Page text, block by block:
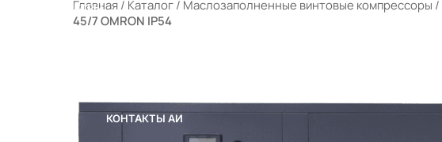
Главная / Каталог / Маслозаполненные винтовые компрессоры /
45/7 OMRON IP54
ФИЛЬТРЫ
КОНТАКТЫ АИ